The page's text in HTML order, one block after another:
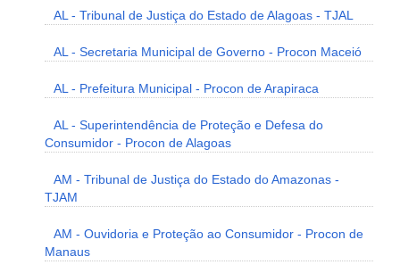
AL - Tribunal de Justiça do Estado de Alagoas - TJAL
AL - Secretaria Municipal de Governo - Procon Maceió
AL - Prefeitura Municipal - Procon de Arapiraca
AL - Superintendência de Proteção e Defesa do
Consumidor - Procon de Alagoas
AM - Tribunal de Justiça do Estado do Amazonas -
TJAM
AM - Ouvidoria e Proteção ao Consumidor - Procon de
Manaus